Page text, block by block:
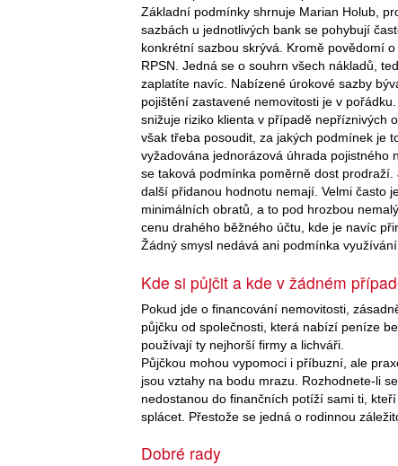
Základní podmínky shrnuje Marian Holub,
sazbách u jednotlivých bank se pohybují
konkrétní sazbou skrývá. Kromě povědomí
RPSN. Jedná se o souhrn všech nákladů,
zaplatíte navíc. Nabízené úrokové sazby
pojištění zastavené nemovitosti je v
snižuje riziko klienta v případě nepříznivých
však třeba posoudit, za jakých podmínek je
vyžadována jednorázová úhrada pojistného
se taková podmínka poměrně dost
další přidanou hodnotu nemají. Velmi často
minimálních obratů, a to pod hrozbou
cenu drahého běžného účtu, kde je navíc
Žádný smysl nedává ani podmínka
Kde si půjčit a kde v žádném
Pokud jde o financování nemovitosti,
půjčku od společnosti, která nabízí peníze
používají ty nejhorší firmy a lichváři.
Půjčkou mohou vypomoci i příbuzní, ale
jsou vztahy na bodu mrazu. Rozhodnete-li
nedostanou do finančních potíží sami ti,
splácet. Přestože se jedná o rodinnou
Dobré rady